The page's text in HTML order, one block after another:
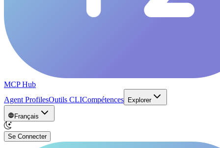
MCP Hub
Agent ProfilesOutils CLICompétences Explorer
Français
Se Connecter